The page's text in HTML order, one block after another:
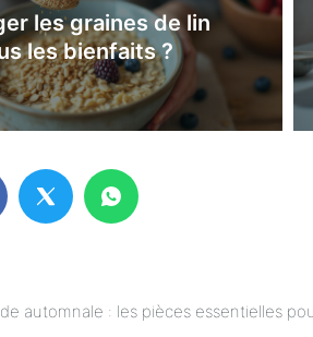
les graines de lin
les bienfaits ?